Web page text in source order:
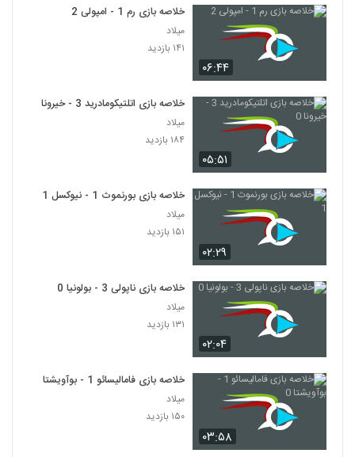
۰۶:۴۴
خلاصه بازی رم 1 - امپولی 2
میلاد
۱۴۱ بازدید
۰۵:۵۱
خلاصه بازی اتلتیکومادرید 3 - خیرونا 0
میلاد
۱۸۴ بازدید
۰۲:۲۹
خلاصه بازی بورنموث 1 - نیوکسل 1
میلاد
۱۵۱ بازدید
۰۲:۰۴
خلاصه بازی ناپولی 3 - بولونیا 0
میلاد
۱۳۱ بازدید
۰۳:۵۸
خلاصه بازی فامالیسائو 1 - بوآویشتا 0
میلاد
۱۵۰ بازدید